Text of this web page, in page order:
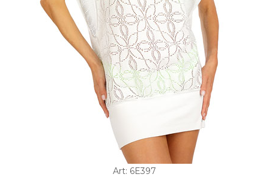
Art: 6E397